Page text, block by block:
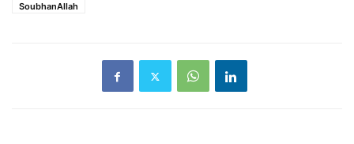
SoubhanAllah